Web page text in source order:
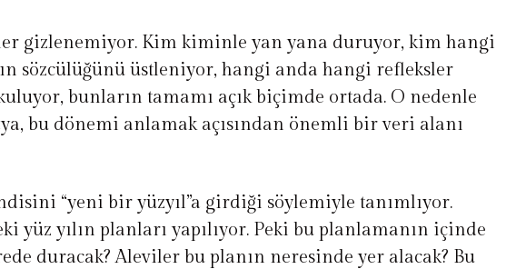
gizlenemiyor. Kim kiminle yan yana duruyor, kim hangi
sözcülüğünü üstleniyor, hangi anda hangi refleksler
bunların tamamı açık biçimde ortada. O nedenle
bu dönemi anlamak açısından önemli bir veri alanı
“yeni bir yüzyıl”a girdiği söylemiyle tanımlıyor.
yüz yılın planları yapılıyor. Peki bu planlamanın içinde
duracak? Aleviler bu planın neresinde yer alacak? Bu